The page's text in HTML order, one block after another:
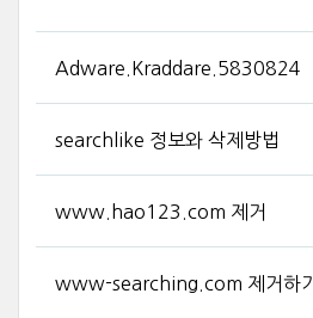
Adware.Kraddare.5830824
searchlike 정보와 삭제방법
www.hao123.com 제거
www-searching.com 제거하기